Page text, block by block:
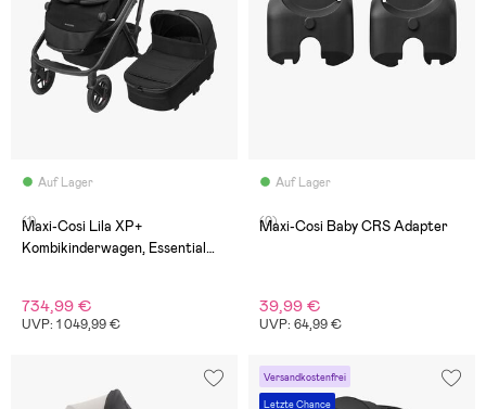
Auf Lager
(1)
Maxi-Cosi Lila XP+
Kombikinderwagen, Essential
734,99 €
UVP: 1 049,99 €
Auf Lager
(0)
Maxi-Cosi Baby CRS Adapter
39,99 €
UVP: 64,99 €
Versandkostenfrei
Letzte Chance